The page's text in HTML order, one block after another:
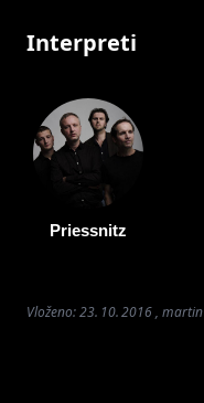
Interpreti
Priessnitz
Vloženo: 23. 10. 2016 , martin